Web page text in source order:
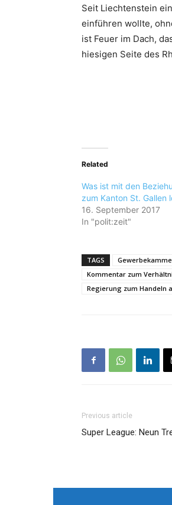
Seit Liechtenstein
einführen wollte,
ist Feuer im Dach,
hiesigen Seite des
Related
Was ist mit den
zum Kanton St. Gallen
16. September 2017
In "polit:zeit"
TAGS
Kommentar zum
Regierung zum Handeln
Previous article
Super League: Neun